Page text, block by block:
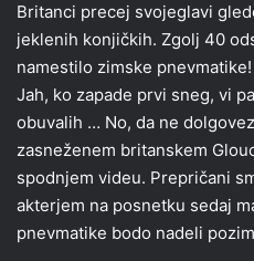
Britanci precej svojeglavi
jeklenih konjičkih. Zgolj 40
namestilo zimske
Jah, ko zapade prvi sneg, vi
obuvalih … No, da ne
zasneženem britanskem
spodnjem videu. Prepričani
akterjem na posnetku sedaj
pnevmatike bodo nadeli